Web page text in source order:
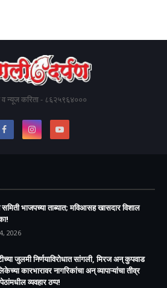
व न्यूज करिता - ८६२५९६४०००
भाजपच्या ताब्यात; मविआसह खासदार विशाल
2026
जुलमी निर्णयाविरोधात सांगली, मिरज अन् कुपवाड
कारभारावर नागरिकांचा अन् व्यापाऱ्यांचा तीव्र
व्यवहार ठप्प!​